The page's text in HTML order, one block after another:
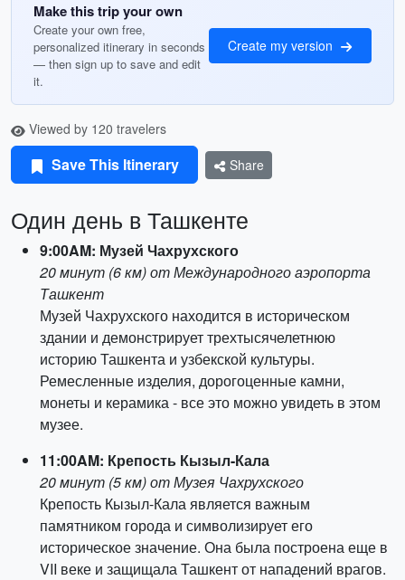
Make this trip your own
Create your own free,
personalized itinerary in seconds
— then sign up to save and edit
it.
Create my version
Viewed by 120 travelers
Save This Itinerary Share
Один день в Ташкенте
9:00AM: Музей Чахрухского
20 минут (6 км) от Международного аэропорта
Ташкент
Музей Чахрухского находится в историческом
здании и демонстрирует трехтысячелетнюю
историю Ташкента и узбекской культуры.
Ремесленные изделия, дорогоценные камни,
монеты и керамика - все это можно увидеть в этом
музее.
11:00AM: Крепость Кызыл-Кала
20 минут (5 км) от Музея Чахрухского
Крепость Кызыл-Кала является важным
памятником города и символизирует его
историческое значение. Она была построена еще в
VII веке и защищала Ташкент от нападений врагов.